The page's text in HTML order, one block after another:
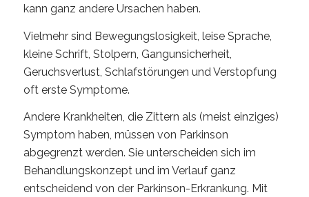
kann ganz andere Ursachen haben.
Vielmehr sind Bewegungslosigkeit, leise Sprache,
kleine Schrift, Stolpern, Gangunsicherheit,
Geruchsverlust, Schlafstörungen und Verstopfung
oft erste Symptome.
Andere Krankheiten, die Zittern als (meist einziges)
Symptom haben, müssen von Parkinson
abgegrenzt werden. Sie unterscheiden sich im
Behandlungskonzept und im Verlauf ganz
entscheidend von der Parkinson-Erkrankung. Mit